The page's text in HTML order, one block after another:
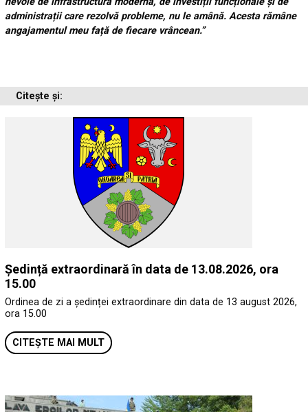
administrații care rezolvă probleme, nu le amână. Acesta rămâne
angajamentul meu față de fiecare vrâncean.”
Citește și:
Ședință extraordinară în data de 13.08.2026, ora
15.00
Ordinea de zi a ședinței extraordinare din data de 13 august 2026,
ora 15.00
CITEȘTE MAI MULT